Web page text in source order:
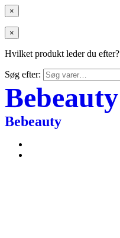
×
×
Hvilket produkt leder du efter?
Søg efter:
Bebeauty
Bebeauty